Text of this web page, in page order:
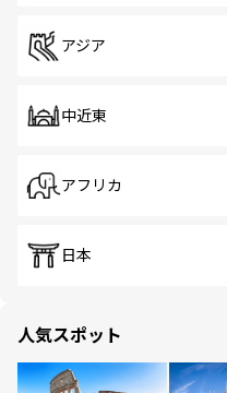
アジア
中近東
アフリカ
日本
人気スポット